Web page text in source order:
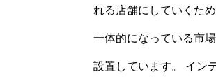
れる店舗にしていくた
一体的になっている市
設置しています。 イン